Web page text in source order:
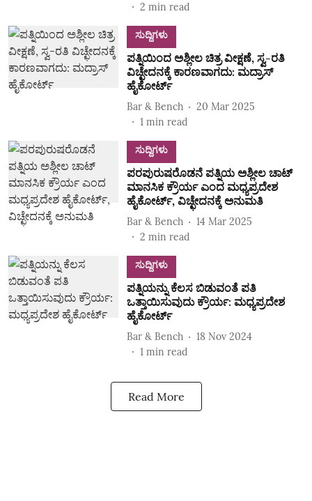
2 min read
ಸುದ್ದಿಗಳು
ಪತ್ನಿಯಿಂದ ಅಶ್ಲೀಲ ಚಿತ್ರ ವೀಕ್ಷಣೆ, ಸ್ವ-ರತಿ
ವಿಚ್ಛೇದನಕ್ಕೆ ಕಾರಣವಾಗದು: ಮದ್ರಾಸ್
ಹೈಕೋರ್ಟ್
Bar & Bench
20 Mar 2025
1 min read
ಸುದ್ದಿಗಳು
ಪರಪುರುಷರೊಡನೆ ಪತ್ನಿಯ ಅಶ್ಲೀಲ ಚಾಟ್‌
ಮಾನಸಿಕ ಕ್ರೌರ್ಯ ಎಂದ ಮಧ್ಯಪ್ರದೇಶ
ಹೈಕೋರ್ಟ್‌, ವಿಚ್ಛೇದನಕ್ಕೆ ಅನುಮತಿ
Bar & Bench
14 Mar 2025
2 min read
ಸುದ್ದಿಗಳು
ಪತ್ನಿಯನ್ನು ಕೆಲಸ ಬಿಡುವಂತೆ ಪತಿ
ಒತ್ತಾಯಿಸುವುದು ಕ್ರೌರ್ಯ: ಮಧ್ಯಪ್ರದೇಶ
ಹೈಕೋರ್ಟ್
Bar & Bench
18 Nov 2024
1 min read
Read More